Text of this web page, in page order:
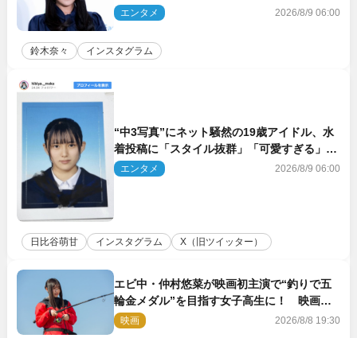
集を出して欲しい」
エンタメ 2026/8/9 06:00
鈴木奈々 インスタグラム
“中3写真”にネット騒然の19歳アイドル、水
着投稿に「スタイル抜群」「可愛すぎる」と
絶賛の声
エンタメ 2026/8/9 06:00
日比谷萌甘 インスタグラム X（旧ツイッター）
エビ中・仲村悠菜が映画初主演で“釣りで五
輪金メダル”を目指す女子高生に！ 映画
『つりこまち』今秋公開
映画 2026/8/8 19:30